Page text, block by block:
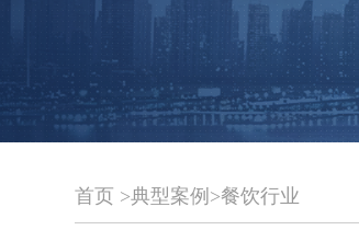
首页 >典型案例 >餐饮行业